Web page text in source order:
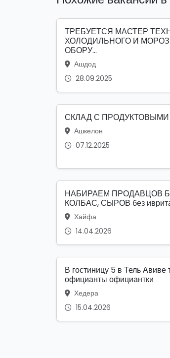
ТРЕБУЕТСЯ МАСТЕР
ХОЛОДИЛЬНОГО И
ОБОРУ...
Ашдод
28.09.2025
СКЛАД С
Ашкелон
07.12.2025
НАБИРАЕМ ПРОДАВЦОВ
КОЛБАС, СЫРОВ без
Хайфа
14.04.2026
В гостиницу 5 в Тель Авиве
официанты официантки
Хедера
15.04.2026